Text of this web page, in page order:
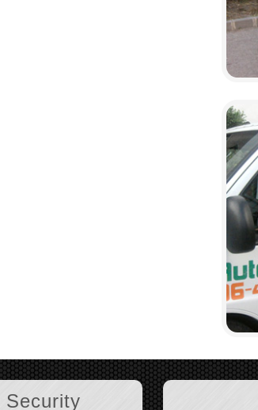
Security